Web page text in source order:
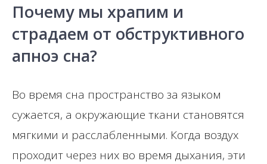
Почему мы храпим и
страдаем от обструктивного
апноэ сна?
Во время сна пространство за языком
сужается, а окружающие ткани становятся
мягкими и расслабленными. Когда воздух
проходит через них во время дыхания, эти